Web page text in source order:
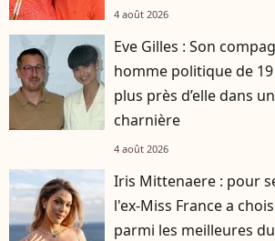
4 août 2026
Eve Gilles : Son
homme politique de
plus près d’elle dans
charnière
4 août 2026
Iris Mittenaere : pour
l'ex-Miss France a
parmi les meilleures